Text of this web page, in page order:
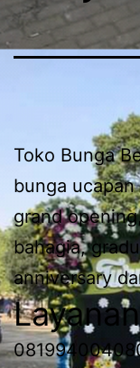
Toko Bunga
bunga
grand
bahagia,
anniversary